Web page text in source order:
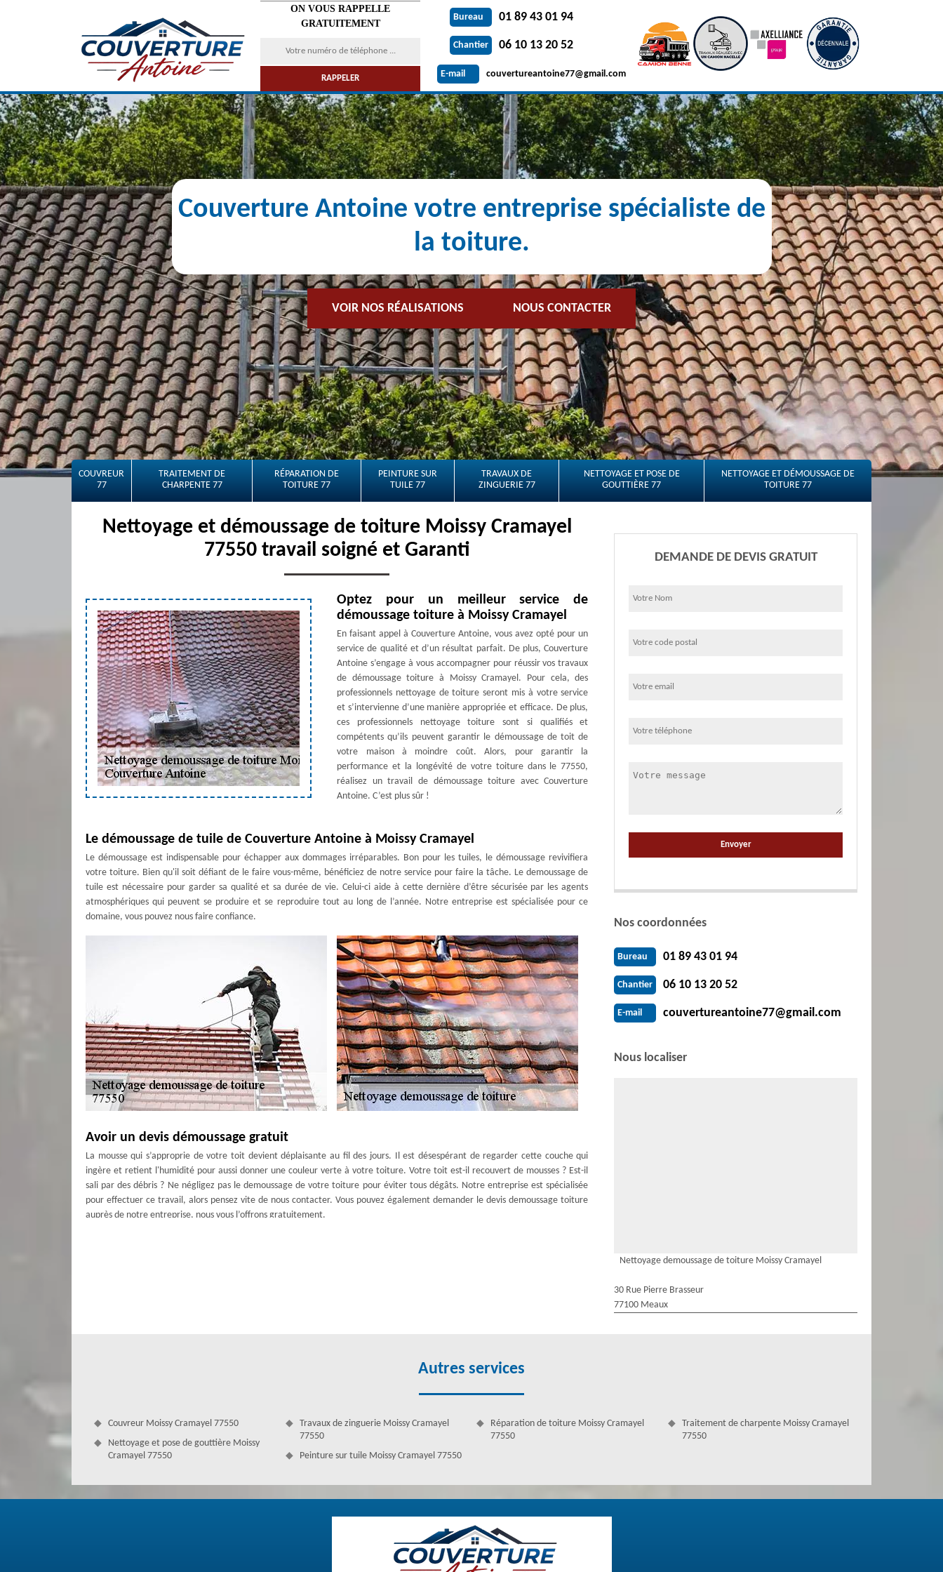
ON VOUS RAPPELLE
GRATUITEMENT
Bureau 01 89 43 01 94
Chantier 06 10 13 20 52
E-mail couvertureantoine77@gmail.com
Couverture Antoine votre entreprise spécialiste de
la toiture.
VOIR NOS RÉALISATIONS NOUS CONTACTER
COUVREUR
77
TRAITEMENT DE
CHARPENTE 77
RÉPARATION DE
TOITURE 77
PEINTURE SUR
TUILE 77
TRAVAUX DE
ZINGUERIE 77
NETTOYAGE ET POSE DE
GOUTTIÈRE 77
NETTOYAGE ET DÉMOUSSAGE DE
TOITURE 77
Nettoyage et démoussage de toiture Moissy Cramayel
77550 travail soigné et Garanti
Optez pour un meilleur service de
démoussage toiture à Moissy Cramayel
En faisant appel à Couverture Antoine, vous avez opté pour un
service de qualité et d’un résultat parfait. De plus, Couverture
Antoine s’engage à vous accompagner pour réussir vos travaux
de démoussage toiture à Moissy Cramayel. Pour cela, des
professionnels nettoyage de toiture seront mis à votre service
et s’intervienne d’une manière appropriée et efficace. De plus,
ces professionnels nettoyage toiture sont si qualifiés et
compétents qu’ils peuvent garantir le démoussage de toit de
votre maison à moindre coût. Alors, pour garantir la
performance et la longévité de votre toiture dans le 77550,
réalisez un travail de démoussage toiture avec Couverture
Antoine. C’est plus sûr !
Le démoussage de tuile de Couverture Antoine à Moissy Cramayel
Le démoussage est indispensable pour échapper aux dommages irréparables. Bon pour les tuiles, le démoussage revivifiera
votre toiture. Bien qu'il soit défiant de le faire vous-même, bénéficiez de notre service pour faire la tâche. Le demoussage de
tuile est nécessaire pour garder sa qualité et sa durée de vie. Celui-ci aide à cette dernière d’être sécurisée par les agents
atmosphériques qui peuvent se produire et se reproduire tout au long de l’année. Notre entreprise est spécialisée pour ce
domaine, vous pouvez nous faire confiance.
Avoir un devis démoussage gratuit
La mousse qui s’approprie de votre toit devient déplaisante au fil des jours. Il est désespérant de regarder cette couche qui
ingère et retient l'humidité pour aussi donner une couleur verte à votre toiture. Votre toit est-il recouvert de mousses ? Est-il
sali par des débris ? Ne négligez pas le demoussage de votre toiture pour éviter tous dégâts. Notre entreprise est spécialisée
pour effectuer ce travail, alors pensez vite de nous contacter. Vous pouvez également demander le devis demoussage toiture
auprès de notre entreprise, nous vous l’offrons gratuitement.
DEMANDE DE DEVIS GRATUIT
Nos coordonnées
Bureau 01 89 43 01 94
Chantier 06 10 13 20 52
E-mail couvertureantoine77@gmail.com
Nous localiser
Nettoyage demoussage de toiture Moissy Cramayel
30 Rue Pierre Brasseur
77100 Meaux
Autres services
Couvreur Moissy Cramayel 77550
Nettoyage et pose de gouttière Moissy
Cramayel 77550
Travaux de zinguerie Moissy Cramayel
77550
Peinture sur tuile Moissy Cramayel 77550
Réparation de toiture Moissy Cramayel
77550
Traitement de charpente Moissy Cramayel
77550